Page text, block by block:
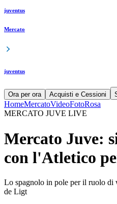
juventus
Mercato
juventus
Ora per ora Acquisti e Cessioni
HomeMercatoVideoFotoRosa
MERCATO JUVE LIVE
Mercato Juve:
con l'Atletico
Lo spagnolo in pole per il ruolo
de Ligt